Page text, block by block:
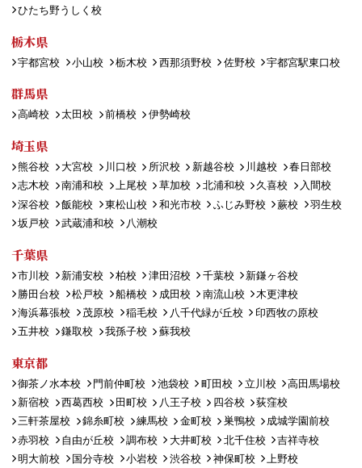
ひたち野うしく校
栃木県
宇都宮校 小山校 栃木校 西那須野校 佐野校 宇都宮駅東口校
群馬県
高崎校 太田校 前橋校 伊勢崎校
埼玉県
熊谷校 大宮校 川口校 所沢校 新越谷校 川越校
春日部校
志木校
南浦和校 上尾校 草加校 北浦和校 久喜校
入間校
深谷校
飯能校 東松山校 和光市校 ふじみ野校 蕨校
羽生校
坂戸校
武蔵浦和校 八潮校
千葉県
市川校 新浦安校 柏校 津田沼校 千葉校
新鎌ヶ谷校
勝田台校
松戸校 船橋校 成田校 南流山校
木更津校
海浜幕張校
茂原校 稲毛校 八千代緑が丘校
印西牧の原校
五井校
鎌取校 我孫子校 蘇我校
東京都
御茶ノ水本校 門前仲町校 池袋校 町田校 立川校
高田馬場校
新宿校
西葛西校 田町校 八王子校 四谷校
荻窪校
三軒茶屋校
錦糸町校 練馬校 金町校 巣鴨校
成城学園前校
赤羽校
自由が丘校 調布校 大井町校 北千住校
吉祥寺校
明大前校
国分寺校 小岩校 渋谷校 神保町校 上野校